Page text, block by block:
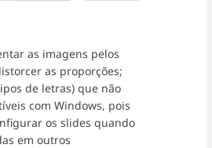
as imagens pelos
as proporções;
de letras) que não
com Windows, pois
os slides quando
em outros